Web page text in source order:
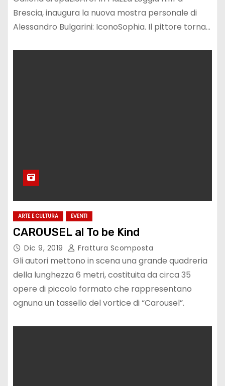
Brescia, inaugura la nuova mostra personale di
Alessandro Bulgarini: IconoSophia. Il pittore torna…
ARTE E CULTURA EVENTI
CAROUSEL al To be Kind
Dic 9, 2019 Frattura Scomposta
Gli autori mettono in scena una grande quadreria
della lunghezza 6 metri, costituita da circa 35
opere di piccolo formato che rappresentano
ognuna un tassello del vortice di “Carousel”.